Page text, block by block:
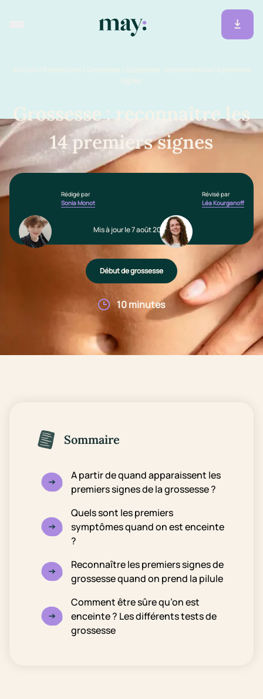
Accueil / Ressources / Grossesse / Grossesse : reconnaître les 14 premiers
signes
Grossesse : reconnaître les
14 premiers signes
Rédigé par
Sonia Monot
Révisé par
Léa Kourganoff
Mis à jour le 7 août 2025
Début de grossesse
10 minutes
Sommaire
A partir de quand apparaissent les
premiers signes de la grossesse ?
Quels sont les premiers
symptômes quand on est enceinte
?
Reconnaître les premiers signes de
grossesse quand on prend la pilule
Comment être sûre qu’on est
enceinte ? Les différents tests de
grossesse